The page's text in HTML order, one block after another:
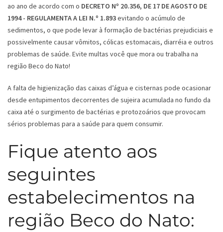
ao ano de acordo com o DECRETO Nº 20.356, DE 17 DE AGOSTO DE
1994 - REGULAMENTA A LEI N.º 1.893evitando o acúmulo de
sedimentos, o que pode levar à formação de bactérias prejudiciais e
possivelmente causar vômitos, cólicas estomacais, diarréia e outros
problemas de saúde. Evite multas você que mora ou trabalha na
região Beco do Nato!
A falta de higienização das caixas d’água e cisternas pode ocasionar
desde entupimentos decorrentes de sujeira acumulada no fundo da
caixa até o surgimento de bactérias e protozoários que provocam
sérios problemas para a saúde para quem consumir.
Fique atento aos
seguintes
estabelecimentos na
região Beco do Nato: